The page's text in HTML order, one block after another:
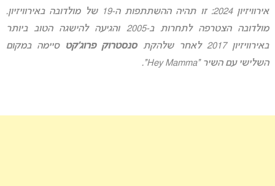
אירוויזיון 2024: זו תהיה ההשתתפות ה-19 של מולדובה באירוויזיון.
מולדובה הצטרפה לתחרות ב-2005 והגיעה להישגה הטוב ביותר
באירוויזיון 2017 לאחר שלהקת
סנסטרוק פרוג’קט
סיימה במקום
השלישי עם השיר “Hey Mamma”.